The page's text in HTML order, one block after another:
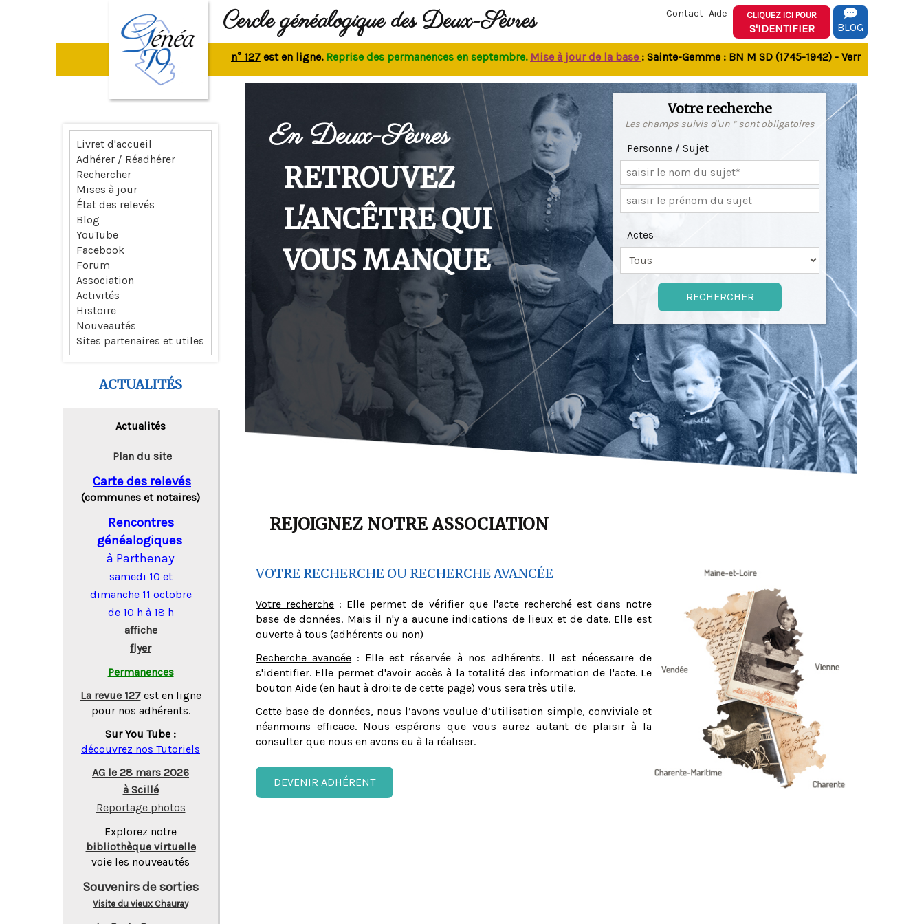
Cercle généalogique des Deux-Sèvres Contact Aide CLIQUEZ ICI POUR
S'IDENTIFIER BLOG
La revue n° 127est en ligne.Reprise des permanences en septembre.Mise à jour de la base: Sainte-Gemme : BN M SD (1745-1942) - Verrines-sous-
En Deux-Sèvres
RETROUVEZ
L'ANCÊTRE QUI
VOUS MANQUE
Votre recherche
Les champs suivis d'un * sont obligatoires
Personne / Sujet
Actes
REJOIGNEZ NOTRE ASSOCIATION
VOTRE RECHERCHE OU RECHERCHE AVANCÉE
Votre recherche : Elle permet de vérifier que l'acte recherché est dans notre
base de données. Mais il n'y a aucune indications de lieux et de date. Elle est
ouverte à tous (adhérents ou non)
Recherche avancée : Elle est réservée à nos adhérents. Il est nécessaire de
s'identifier. Elle permet d'avoir accès à la totalité des information de l'acte. Le
bouton Aide (en haut à droite de cette page) vous sera très utile.
Cette base de données, nous l’avons voulue d’utilisation simple, conviviale et
néanmoins efficace. Nous espérons que vous aurez autant de plaisir à la
consulter que nous en avons eu à la réaliser.
DEVENIR ADHÉRENT
Livret d'accueil
Adhérer / Réadhérer
Rechercher
Mises à jour
État des relevés
Blog
YouTube
Facebook
Forum
Association
Activités
Histoire
Nouveautés
Sites partenaires et utiles
ACTUALITÉS
Actualités
Plan du site
Carte des relevés
(communes et notaires)
Rencontres
généalogiques
à Parthenay
samedi 10 et
dimanche 11 octobre
de 10 h à 18 h
affiche
flyer
Permanences
La revue 127 est en ligne
pour nos adhérents.
Sur You Tube :
découvrez nos Tutoriels
AG le 28 mars 2026
à Scillé
Reportage photos
Explorez notre
bibliothèque virtuelle
voie les nouveautés
Souvenirs de sorties
Visite du vieux Chauray